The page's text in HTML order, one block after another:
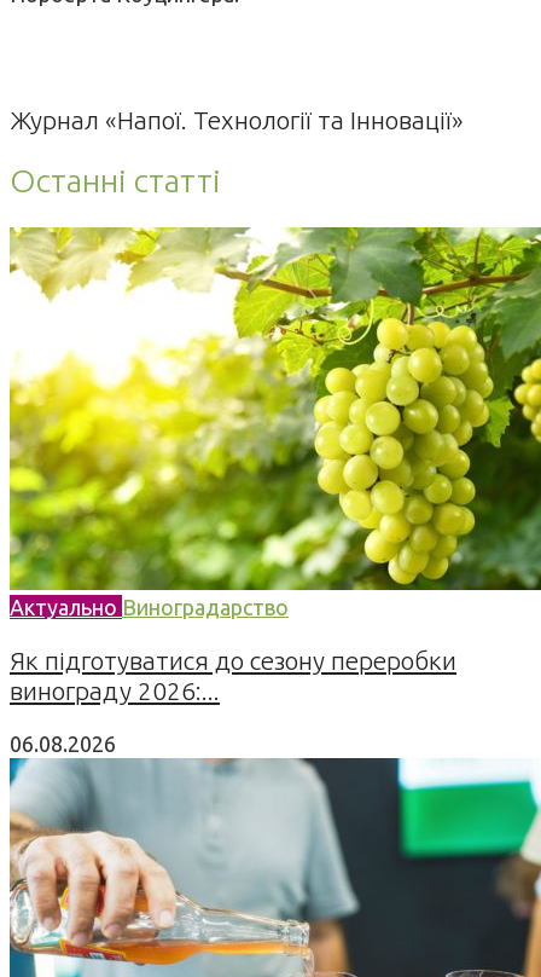
Журнал «Напої. Технології та Інновації»
Останні статті
Актуально Виноградарство
Як підготуватися до сезону переробки
винограду 2026:...
06.08.2026